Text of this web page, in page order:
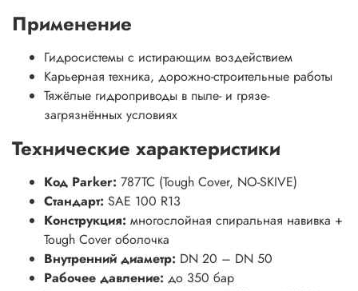
Применение
Гидросистемы с истирающим воздействием
Карьерная техника, дорожно-строительные работы
Тяжёлые гидроприводы в пыле- и грязе-
загрязнённых условиях
Технические характеристики
Код Parker: 787TC (Tough Cover, NO-SKIVE)
Стандарт: SAE 100 R13
Конструкция: многослойная спиральная навивка +
Tough Cover оболочка
Внутренний диаметр: DN 20 – DN 50
Рабочее давление: до 350 бар